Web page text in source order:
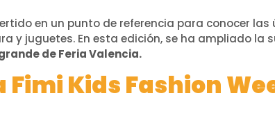
en un punto de referencia para conocer
y juguetes. En esta edición, se ha ampliado la
de Feria Valencia.
Fimi Kids Fashion